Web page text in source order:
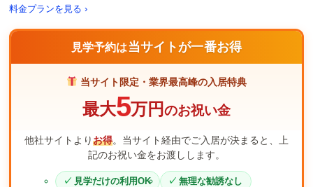
料金プランを見る ›
見学予約は当サイトが一番お得
当サイト限定・業界最高峰の入居特典
最大5万円のお祝い金
他社サイトよりお得。当サイト経由でご入居が決まると、上
記のお祝い金をお渡しします。
見学だけの利用OK
無理な勧誘なし